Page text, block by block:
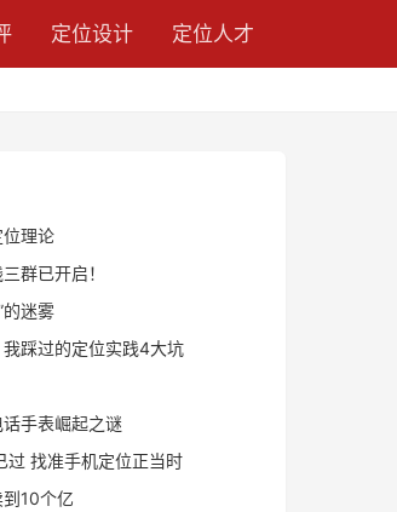
定位设计 定位人才
理论
群已开启！
的迷雾
踩过的定位实践4大坑
话手表崛起之谜
过 找准手机定位正当时
10个亿